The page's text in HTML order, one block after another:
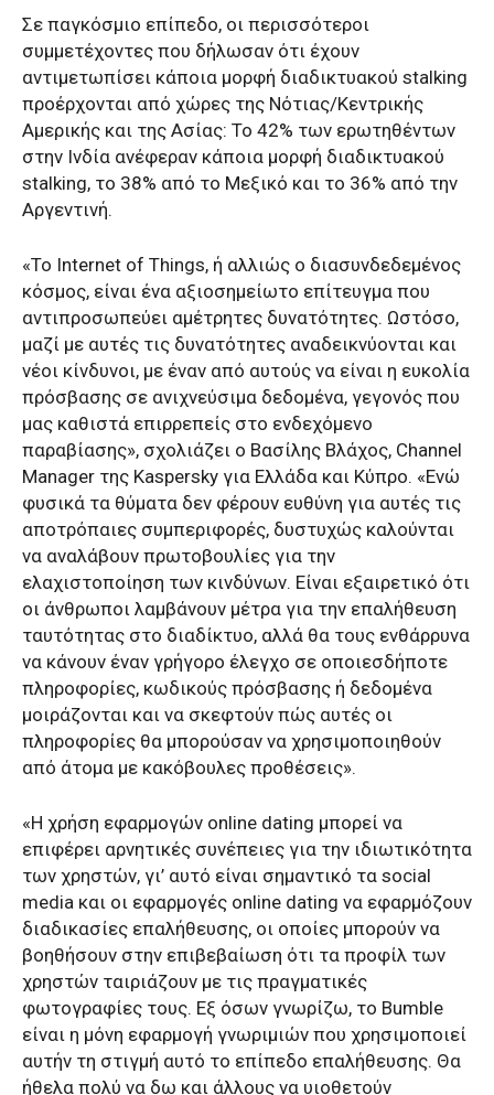
Σε παγκόσμιο επίπεδο, οι περισσότεροι
συμμετέχοντες που δήλωσαν ότι έχουν
αντιμετωπίσει κάποια μορφή διαδικτυακού stalking
προέρχονται από χώρες της Νότιας/Κεντρικής
Αμερικής και της Ασίας: Το 42% των ερωτηθέντων
στην Ινδία ανέφεραν κάποια μορφή διαδικτυακού
stalking, το 38% από το Μεξικό και το 36% από την
Αργεντινή.
«Το Internet of Things, ή αλλιώς ο διασυνδεδεμένος
κόσμος, είναι ένα αξιοσημείωτο επίτευγμα που
αντιπροσωπεύει αμέτρητες δυνατότητες. Ωστόσο,
μαζί με αυτές τις δυνατότητες αναδεικνύονται και
νέοι κίνδυνοι, με έναν από αυτούς να είναι η ευκολία
πρόσβασης σε ανιχνεύσιμα δεδομένα, γεγονός που
μας καθιστά επιρρεπείς στο ενδεχόμενο
παραβίασης», σχολιάζει ο Βασίλης Βλάχος, Channel
Manager της Kaspersky για Ελλάδα και Κύπρο. «Ενώ
φυσικά τα θύματα δεν φέρουν ευθύνη για αυτές τις
αποτρόπαιες συμπεριφορές, δυστυχώς καλούνται
να αναλάβουν πρωτοβουλίες για την
ελαχιστοποίηση των κινδύνων. Είναι εξαιρετικό ότι
οι άνθρωποι λαμβάνουν μέτρα για την επαλήθευση
ταυτότητας στο διαδίκτυο, αλλά θα τους ενθάρρυνα
να κάνουν έναν γρήγορο έλεγχο σε οποιεσδήποτε
πληροφορίες, κωδικούς πρόσβασης ή δεδομένα
μοιράζονται και να σκεφτούν πώς αυτές οι
πληροφορίες θα μπορούσαν να χρησιμοποιηθούν
από άτομα με κακόβουλες προθέσεις».
«Η χρήση εφαρμογών online dating μπορεί να
επιφέρει αρνητικές συνέπειες για την ιδιωτικότητα
των χρηστών, γι’ αυτό είναι σημαντικό τα social
media και οι εφαρμογές online dating να εφαρμόζουν
διαδικασίες επαλήθευσης, οι οποίες μπορούν να
βοηθήσουν στην επιβεβαίωση ότι τα προφίλ των
χρηστών ταιριάζουν με τις πραγματικές
φωτογραφίες τους. Εξ όσων γνωρίζω, το Bumble
είναι η μόνη εφαρμογή γνωριμιών που χρησιμοποιεί
αυτήν τη στιγμή αυτό το επίπεδο επαλήθευσης. Θα
ήθελα πολύ να δω και άλλους να υιοθετούν